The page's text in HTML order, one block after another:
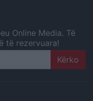
Online Media. Të
të rezervuara!